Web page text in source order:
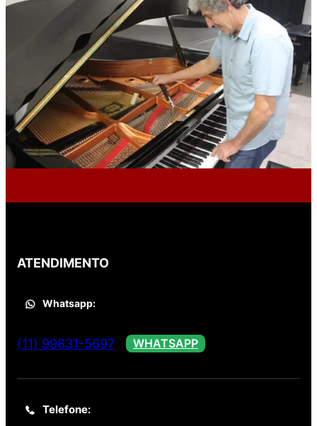
ATENDIMENTO
Whatsapp:
(11) 99831-5697 WHATSAPP
Telefone: